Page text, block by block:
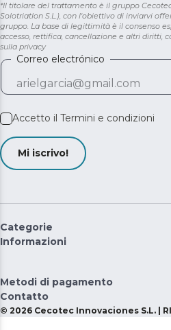
*Il titolare del trattamento è il gruppo
Solotriatlon S.L.), con l'obiettivo di inviarvi
gruppo. La base di legittimità è il consenso
accesso, rettifica, cancellazione e altri diritti,
sulla privacy
Correo electrónico
Accetto il Termini e condizioni
Mi iscrivo!
Categorie
Informazioni
Metodi di pagamento
Contatto
© 2026 Cecotec Innovaciones S.L. |